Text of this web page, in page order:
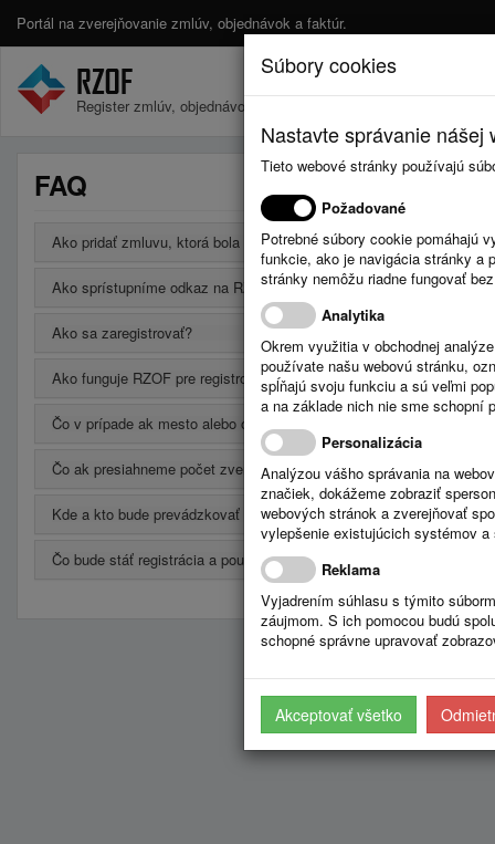
Portál na zverejňovanie zmlúv, objednávok a faktúr.
Register zmlúv, objednávok a faktúr.
FAQ
Ako pridať zmluvu, ktorá bola uzavretá na neurčito?
Ako sprístupníme odkaz na RZOF na vlastnej webovej stránke?
Ako sa zaregistrovať?
Ako funguje RZOF pre registrovaných používateľov?
Čo v prípade ak mesto alebo obec má svoju webovú stránku a chce
Čo ak presiahneme počet zverejnených údajov v bezplatnej verzii?
Kde a kto bude prevádzkovať portál?
Čo bude stáť registrácia a používanie?
Súbory cookies
Nastavte správanie
Tieto webové stránky používajú
Požadované
Potrebné súbory cookie pomáhajú
funkcie, ako je navigácia stránky a
stránky nemôžu riadne fungovať
Analytika
Okrem využitia v obchodnej
používate našu webovú stránku,
spĺňajú svoju funkciu a sú veľmi
a na základe nich nie sme schopní
Personalizácia
Analýzou vášho správania na
značiek, dokážeme zobraziť
webových stránok a zverejňovať
vylepšenie existujúcich systémov
Reklama
Vyjadrením súhlasu s týmito
záujmom. S ich pomocou budú
schopné správne upravovať
Akceptovať všetko